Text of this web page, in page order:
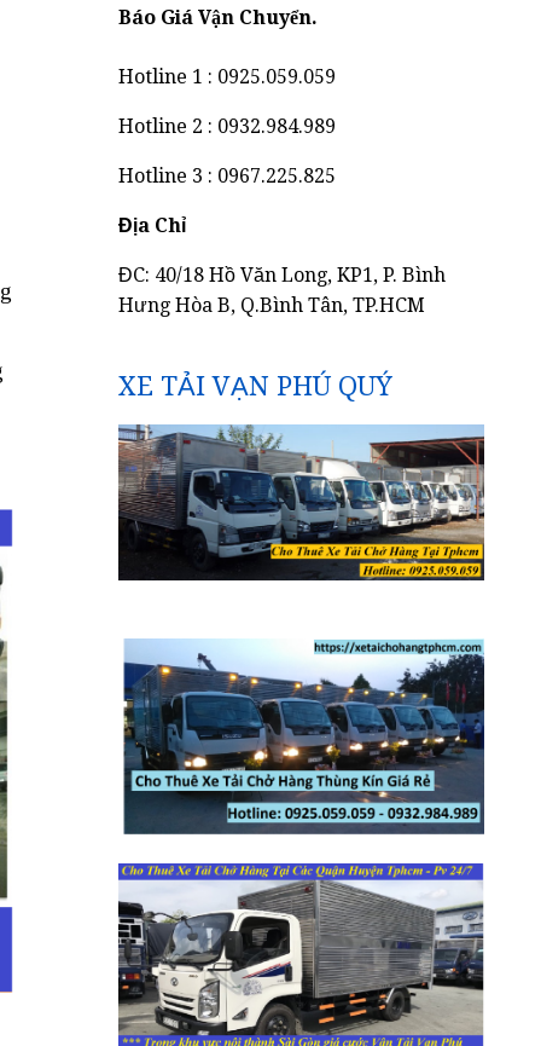
Báo Giá Vận Chuyển.
Hotline 1 : 0925.059.059
Hotline 2 : 0932.984.989
Hotline 3 : 0967.225.825
Địa Chỉ
ĐC: 40/18 Hồ Văn Long, KP1, P. Bình
Hưng Hòa B, Q.Bình Tân, TP.HCM
XE TẢI VẠN PHÚ QUÝ